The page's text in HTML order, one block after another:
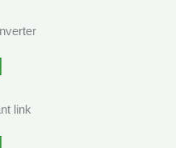
link